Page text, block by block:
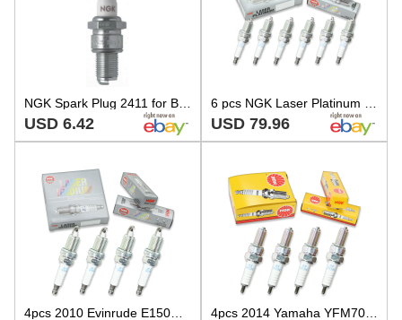
NGK Spark Plug 2411 for BMW Honda Yamaha Sno-Jet Triumph Suzuki Husqvarna 60-13
USD 6.42
6 pcs NGK Laser Platinum Spark Plugs for 1992-1995 Mazda 929 3.0L 3.0L V6 - du
USD 79.96
4pcs 2010 Evinrude E150DPLISM NGK Laser Iridium Spark Plugs 150 HP Kit Set ka 4pcs 2014 Yamaha YFM700R Raptor SE NGK Standard Spark Plugs 686cc 41ci rl